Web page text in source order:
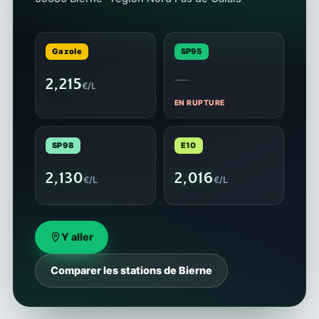
Gazole
2,215€/L
SP95
—
EN RUPTURE
SP98
2,130€/L
E10
2,016€/L
Y aller
Comparer les stations de Bierne